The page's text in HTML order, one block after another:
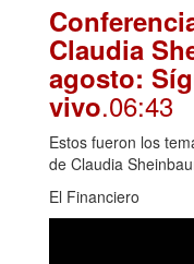
Claudia
agosto:
vivo.06:43
Estos fueron los
de Claudia
El Financiero